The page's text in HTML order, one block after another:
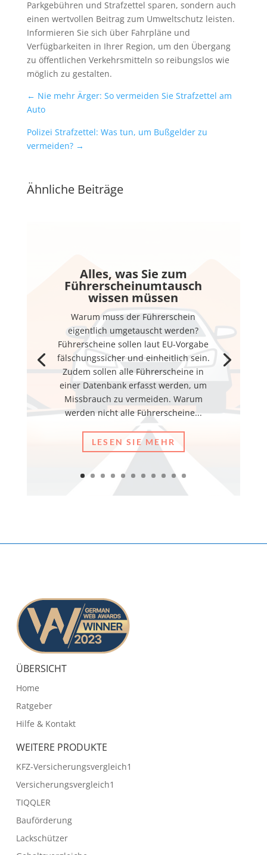
Parkgebühren und Strafzettel sparen, sondern auch
einen wertvollen Beitrag zum Umweltschutz leisten.
Informieren Sie sich über Fahrpläne und
Verfügbarkeiten in Ihrer Region, um den Übergang
zu öffentlichen Verkehrsmitteln so reibungslos wie
möglich zu gestalten.
← Nie mehr Ärger: So vermeiden Sie Strafzettel am
Auto
Polizei Strafzettel: Was tun, um Bußgelder zu
vermeiden?→
Ähnliche Beiträge
Alles, was Sie zum
Führerscheinumtausch
wissen müssen
Warum muss der Führerschein
eigentlich umgetauscht werden?
Führerscheine sollen laut EU-Vorgabe
fälschungssicher und einheitlich sein.
Zudem sollen alle Führerscheine in
einer Datenbank erfasst werden, um
Missbrauch zu vermeiden. Warum
werden nicht alle Führerscheine...
LESEN SIE MEHR
ÜBERSICHT
Home
Ratgeber
Hilfe & Kontakt
WEITERE PRODUKTE
KFZ-Versicherungsvergleich1
Versicherungsvergleich1
TIQQLER
Bauförderung
Lackschützer